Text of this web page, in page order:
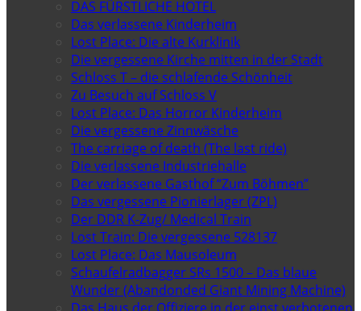
DAS FÜRSTLICHE HOTEL
Das verlassene Kinderheim
Lost Place: Die alte Kurklinik
Die vergessene Kirche mitten in der Stadt
Schloss T – die schlafende Schönheit
Zu Besuch auf Schloss V
Lost Place: Das Horror Kinderheim
Die vergessene Zinnwäsche
The carriage of death (The last ride)
Die verlassene Industriehalle
Der verlassene Gasthof “Zum Böhmen”
Das vergessene Pionierlager (ZPL)
Der DDR K-Zug/ Medical Train
Lost Train: Die vergessene 528137
Lost Place: Das Mausoleum
Schaufelradbagger SRs 1500 – Das blaue
Wunder (Abandonded Giant Mining Machine)